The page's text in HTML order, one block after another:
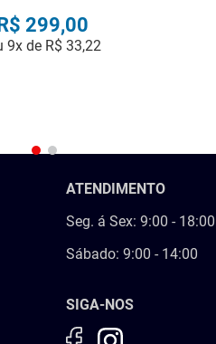
R$ 299,00
9x de R$ 33,22
ATENDIMENTO
Seg. á Sex: 9:00 - 18:00
Sábado: 9:00 - 14:00
SIGA-NOS